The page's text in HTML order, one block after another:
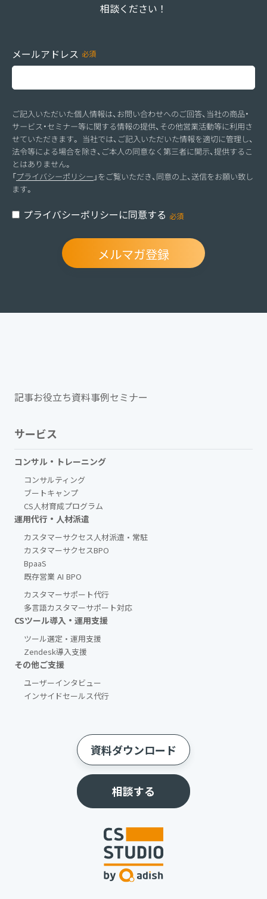
相談ください！
メールアドレス
ご記入いただいた個人情報は、お問い合わせへのご回答、当社の商品・
サービス・セミナー等に関する情報の提供、その他営業活動等に利用さ
せていただきます。 当社では、ご記入いただいた情報を適切に管理し、
法令等による場合を除き、ご本人の同意なく第三者に開示、提供するこ
とはありません。
「プライバシーポリシー 」をご覧いただき、同意の上、送信をお願い致し
ます。
プライバシーポリシーに同意する
記事お役立ち資料事例セミナー
サービス
コンサル・トレーニング
コンサルティング
ブートキャンプ
CS人材育成プログラム
運用代行・人材派遣
カスタマーサクセス人材派遣・常駐
カスタマーサクセスBPO
BpaaS​
既存営業 AI BPO
カスタマーサポート代行
多言語カスタマーサポート対応
CSツール導入・運用支援
ツール選定・運用支援
Zendesk導入支援
その他ご支援​
ユーザーインタビュー
インサイドセールス代行
資料ダウンロード
相談する